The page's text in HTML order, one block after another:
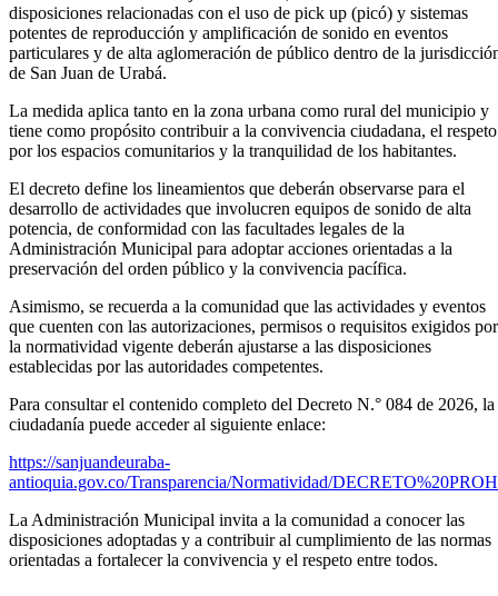
disposiciones relacionadas con el uso de pick up (picó) y sistemas
potentes de reproducción y amplificación de sonido en eventos
particulares y de alta aglomeración de público dentro de la
de San Juan de Urabá.
La medida aplica tanto en la zona urbana como rural del municipio y
tiene como propósito contribuir a la convivencia ciudadana, el respeto
por los espacios comunitarios y la tranquilidad de los habitantes.
El decreto define los lineamientos que deberán observarse para el
desarrollo de actividades que involucren equipos de sonido de alta
potencia, de conformidad con las facultades legales de la
Administración Municipal para adoptar acciones orientadas a la
preservación del orden público y la convivencia pacífica.
Asimismo, se recuerda a la comunidad que las actividades y eventos
que cuenten con las autorizaciones, permisos o requisitos exigidos por
la normatividad vigente deberán ajustarse a las disposiciones
establecidas por las autoridades competentes.
Para consultar el contenido completo del Decreto N.° 084 de 2026, la
ciudadanía puede acceder al siguiente enlace:
https://sanjuandeuraba-
antioquia.gov.co/Transparencia/Normatividad/
La Administración Municipal invita a la comunidad a conocer las
disposiciones adoptadas y a contribuir al cumplimiento de las normas
orientadas a fortalecer la convivencia y el respeto entre todos.